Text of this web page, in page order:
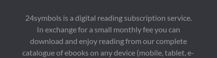
24symbols is a digital reading subscription service.
In exchange for a small monthly fee you can
download and enjoy reading from our complete
catalogue of ebooks on any device (mobile, tablet, e-